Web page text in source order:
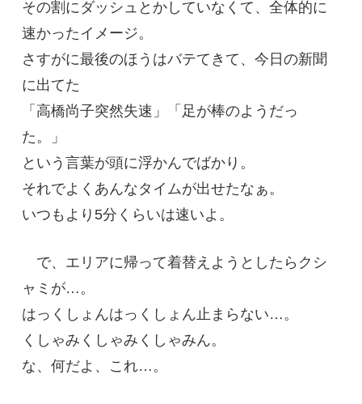
その割にダッシュとかしていなくて、全体的に
速かったイメージ。
さすがに最後のほうはバテてきて、今日の新聞
に出てた
「高橋尚子突然失速」「足が棒のようだっ
た。」
という言葉が頭に浮かんでばかり。
それでよくあんなタイムが出せたなぁ。
いつもより5分くらいは速いよ。
で、エリアに帰って着替えようとしたらクシ
ャミが…。
はっくしょんはっくしょん止まらない…。
くしゃみくしゃみくしゃみん。
な、何だよ、これ…。